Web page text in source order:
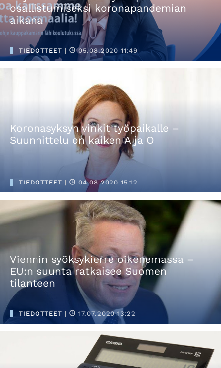
osallistumiseksi koronapandemian
aikana
TIEDOTTEET | 05.08.2020 11:49
Koronasyksyn vinkit työpaikalle –
Suunnittelu on kaiken A ja O
TIEDOTTEET | 04.08.2020 15:12
Viennin syöksykierre oikenemassa –
EU:n suunta ratkaisee Suomen
tilanteen
TIEDOTTEET | 17.07.2020 13:22